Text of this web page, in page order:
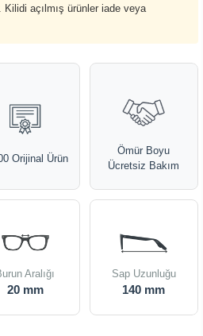
Kilidi açılmış ürünler iade veya
Orijinal Ürün
Ömür Boyu
Ücretsiz Bakım
Aralığı
20 mm
Sap Uzunluğu
140 mm